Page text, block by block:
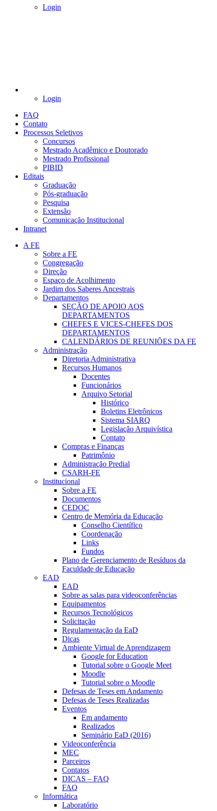
Login
Login
FAQ
Contato
Processos Seletivos
Concursos
Mestrado Acadêmico e Doutorado
Mestrado Profissional
PIBID
Editais
Graduação
Pós-graduação
Pesquisa
Extensão
Comunicação Institucional
Intranet
A FE
Sobre a FE
Congregação
Direção
Espaço de Acolhimento
Jardim dos Saberes Ancestrais
Departamentos
SEÇÃO DE APOIO AOS
DEPARTAMENTOS
CHEFES E VICES-CHEFES DOS
DEPARTAMENTOS
CALENDÁRIOS DE REUNIÕES DA FE
Administração
Diretoria Administrativa
Recursos Humanos
Docentes
Funcionários
Arquivo Setorial
Histórico
Boletins Eletrônicos
Sistema SIARQ
Legislação Arquivística
Contato
Compras e Finanças
Patrimônio
Administração Predial
CSARH-FE
Institucional
Sobre a FE
Documentos
CEDOC
Centro de Memória da Educação
Conselho Científico
Coordenação
Links
Fundos
Plano de Gerenciamento de Resíduos da
Faculdade de Educação
EAD
EAD
Sobre as salas para videoconferências
Equipamentos
Recursos Tecnológicos
Solicitação
Regulamentação da EaD
Dicas
Ambiente Virtual de Aprendizagem
Google for Education
Tutorial sobre o Google Meet
Moodle
Tutorial sobre o Moodle
Defesas de Teses em Andamento
Defesas de Teses Realizadas
Eventos
Em andamento
Realizados
Seminário EaD (2016)
Videoconferência
MEC
Parceiros
Contatos
DICAS – FAQ
FAQ
Informática
Laboratório